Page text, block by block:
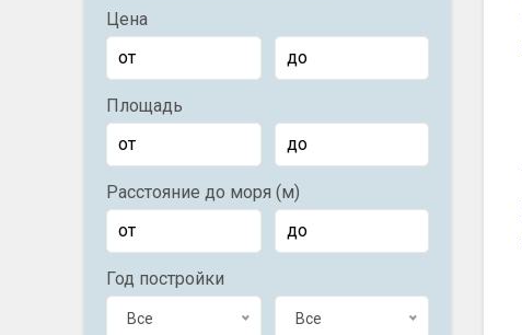
Цена
Площадь
Расстояние до моря (м)
Год постройки
Все Все